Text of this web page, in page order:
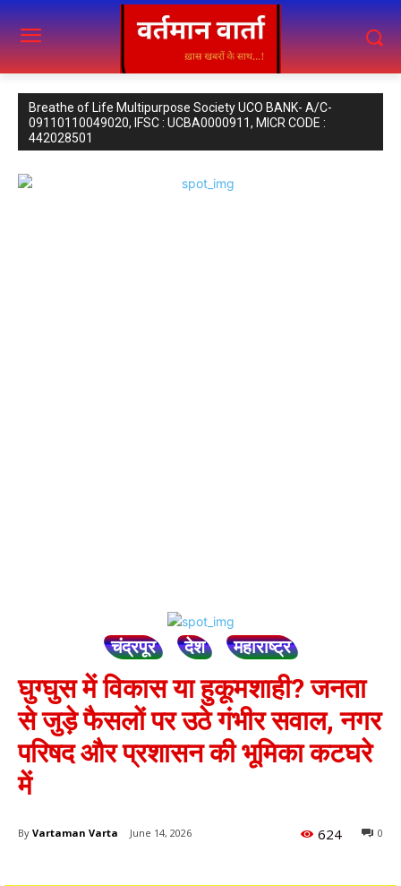
Breathe of Life Multipurpose Society UCO BANK- A/C-
09110110049020, IFSC : UCBA0000911, MICR CODE :
442028501
चंद्रपूर देश महाराष्ट्र
घुग्घुस में विकास या हुकूमशाही? जनता
से जुड़े फैसलों पर उठे गंभीर सवाल, नगर
परिषद और प्रशासन की भूमिका कटघरे
में
By Vartaman Varta June 14, 2026 0
624